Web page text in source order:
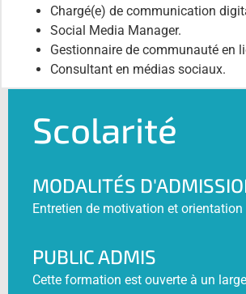
Chargé(e) de communication
Social Media Manager.
Gestionnaire de communauté en
Consultant en médias sociaux.
Scolarité
MODALITÉS
Entretien de motivation et orientation
PUBLIC ADMIS
Cette formation est ouverte à un